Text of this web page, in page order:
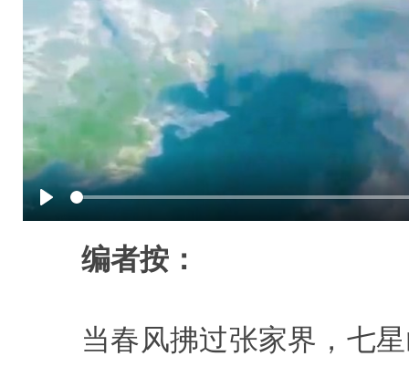
Play
编者按：
当春风拂过张家界，七